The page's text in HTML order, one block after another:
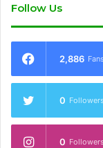
Follow Us
2,886 Fans
0 Followers
0 Followers